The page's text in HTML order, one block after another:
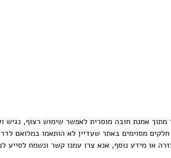
אמנת חובה מוסרית לאפשר שימוש רצוף, נגיש
מסוימים באתר שעדיין לא הותאמו במלואם
או מידע נוסף, אנא צרו עמנו קשר ונשמח לסייע